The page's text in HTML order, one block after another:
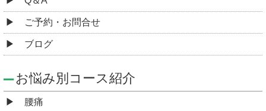
ご予約・お問合せ
ブログ
お悩み別コース紹介
腰痛